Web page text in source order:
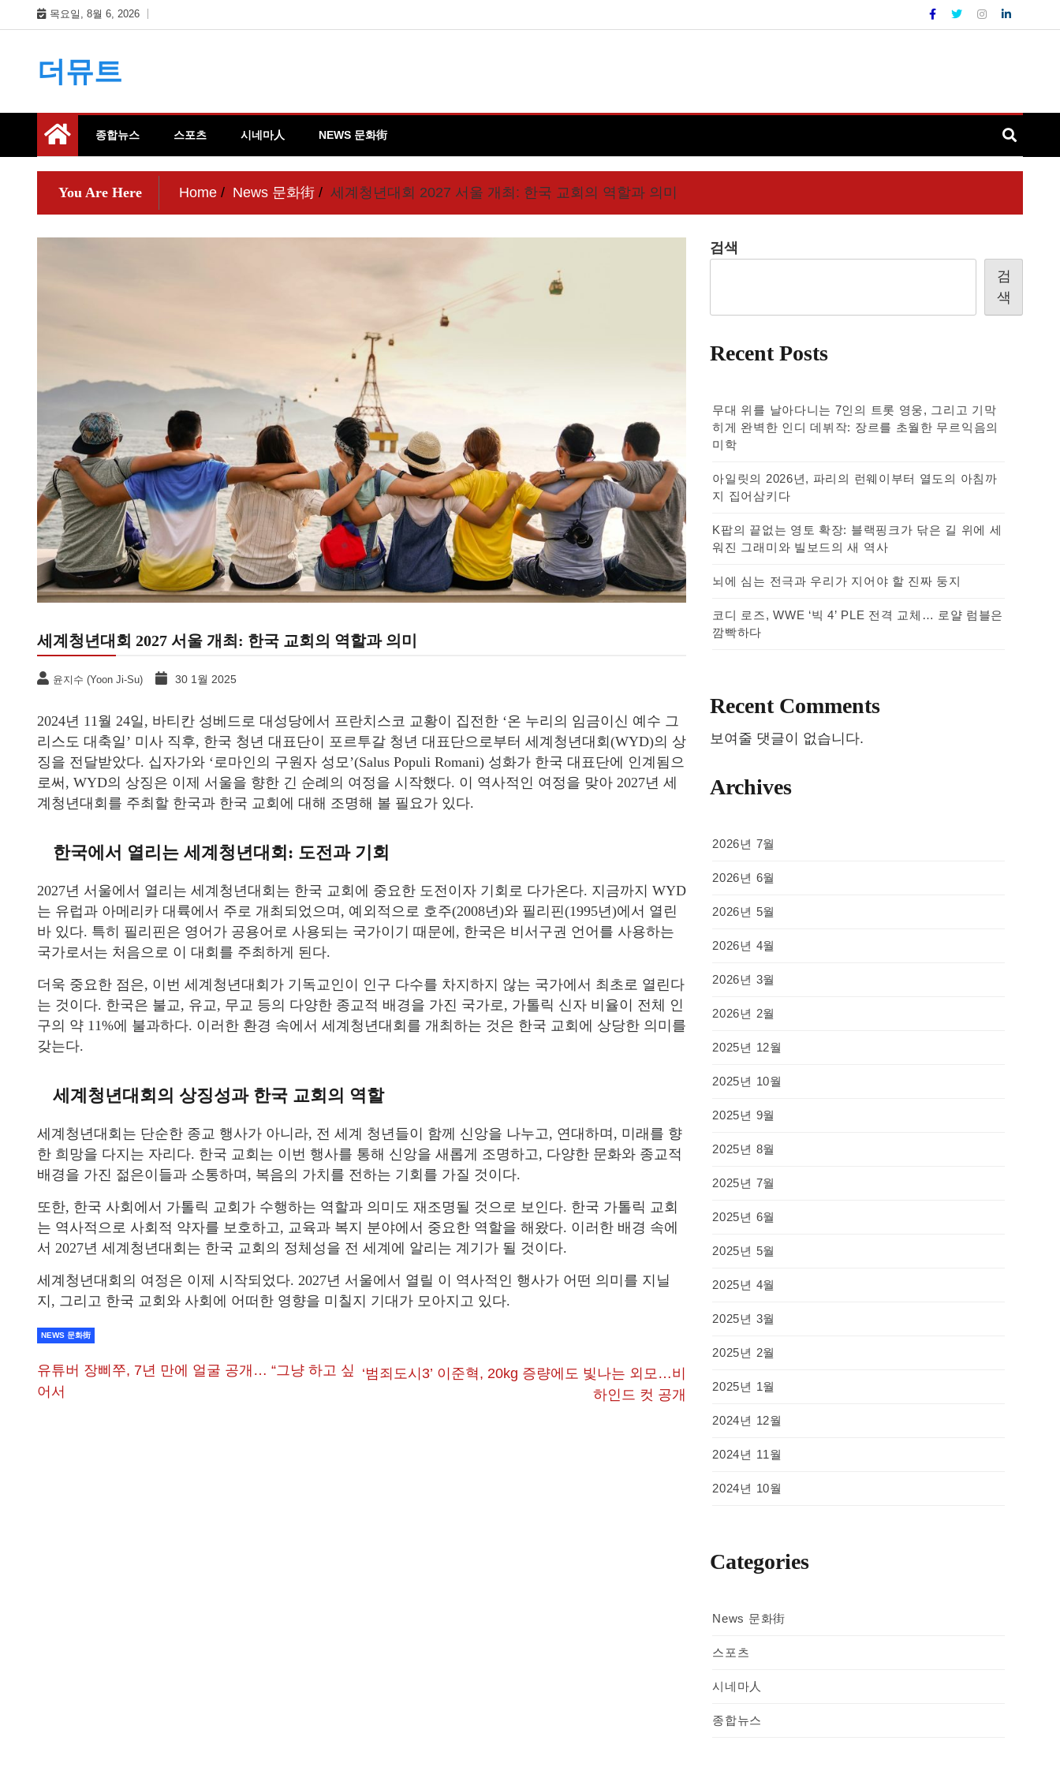
to
목요일, 8월 6, 2026
더뮤트
종합뉴스 스포츠 시네마人 NEWS 문화街
You Are Here Home News 문화街 세계청년대회 2027 서울 개최: 한국 교회의 역할과 의미
세계청년대회 2027 서울 개최: 한국 교회의 역할과 의미
윤지수 (Yoon Ji-Su) 30 1월 2025
2024년 11월 24일, 바티칸 성베드로 대성당에서 프란치스코 교황이 집전한 ‘온 누리의 임금이신 예수 그
리스도 대축일’ 미사 직후, 한국 청년 대표단이 포르투갈 청년 대표단으로부터 세계청년대회(WYD)의 상
징을 전달받았다. 십자가와 ‘로마인의 구원자 성모’(Salus Populi Romani) 성화가 한국 대표단에 인계됨으
로써, WYD의 상징은 이제 서울을 향한 긴 순례의 여정을 시작했다. 이 역사적인 여정을 맞아 2027년 세
계청년대회를 주최할 한국과 한국 교회에 대해 조명해 볼 필요가 있다.
한국에서 열리는 세계청년대회: 도전과 기회
2027년 서울에서 열리는 세계청년대회는 한국 교회에 중요한 도전이자 기회로 다가온다. 지금까지 WYD
는 유럽과 아메리카 대륙에서 주로 개최되었으며, 예외적으로 호주(2008년)와 필리핀(1995년)에서 열린
바 있다. 특히 필리핀은 영어가 공용어로 사용되는 국가이기 때문에, 한국은 비서구권 언어를 사용하는
국가로서는 처음으로 이 대회를 주최하게 된다.
더욱 중요한 점은, 이번 세계청년대회가 기독교인이 인구 다수를 차지하지 않는 국가에서 최초로 열린다
는 것이다. 한국은 불교, 유교, 무교 등의 다양한 종교적 배경을 가진 국가로, 가톨릭 신자 비율이 전체 인
구의 약 11%에 불과하다. 이러한 환경 속에서 세계청년대회를 개최하는 것은 한국 교회에 상당한 의미를
갖는다.
세계청년대회의 상징성과 한국 교회의 역할
세계청년대회는 단순한 종교 행사가 아니라, 전 세계 청년들이 함께 신앙을 나누고, 연대하며, 미래를 향
한 희망을 다지는 자리다. 한국 교회는 이번 행사를 통해 신앙을 새롭게 조명하고, 다양한 문화와 종교적
배경을 가진 젊은이들과 소통하며, 복음의 가치를 전하는 기회를 가질 것이다.
또한, 한국 사회에서 가톨릭 교회가 수행하는 역할과 의미도 재조명될 것으로 보인다. 한국 가톨릭 교회
는 역사적으로 사회적 약자를 보호하고, 교육과 복지 분야에서 중요한 역할을 해왔다. 이러한 배경 속에
서 2027년 세계청년대회는 한국 교회의 정체성을 전 세계에 알리는 계기가 될 것이다.
세계청년대회의 여정은 이제 시작되었다. 2027년 서울에서 열릴 이 역사적인 행사가 어떤 의미를 지닐
지, 그리고 한국 교회와 사회에 어떠한 영향을 미칠지 기대가 모아지고 있다.
NEWS 문화街
유튜버 장삐쭈, 7년 만에 얼굴 공개… “그냥 하고 싶
어서
‘범죄도시3’ 이준혁, 20kg 증량에도 빛나는 외모…비
하인드 컷 공개
검색
검
색
Recent Posts
무대 위를 날아다니는 7인의 트롯 영웅, 그리고 기막
히게 완벽한 인디 데뷔작: 장르를 초월한 무르익음의
미학
아일릿의 2026년, 파리의 런웨이부터 열도의 아침까
지 집어삼키다
K팝의 끝없는 영토 확장: 블랙핑크가 닦은 길 위에 세
워진 그래미와 빌보드의 새 역사
뇌에 심는 전극과 우리가 지어야 할 진짜 둥지
코디 로즈, WWE ‘빅 4’ PLE 전격 교체… 로얄 럼블은
깜빡하다
Recent Comments
보여줄 댓글이 없습니다.
Archives
2026년 7월
2026년 6월
2026년 5월
2026년 4월
2026년 3월
2026년 2월
2025년 12월
2025년 10월
2025년 9월
2025년 8월
2025년 7월
2025년 6월
2025년 5월
2025년 4월
2025년 3월
2025년 2월
2025년 1월
2024년 12월
2024년 11월
2024년 10월
Categories
News 문화街
스포츠
시네마人
종합뉴스